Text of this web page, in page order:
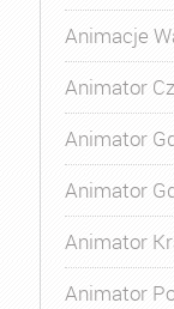
Animacje
Animator
Animator
Animator
Animator
Animator